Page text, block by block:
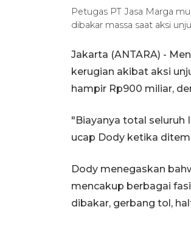
Petugas PT Jasa Marga
dibakar massa saat aksi
Jakarta (ANTARA) -
kerugian akibat aksi
hampir Rp900 miliar,
"Biayanya total seluruh
ucap Dody ketika
Dody menegaskan
mencakup berbagai
dibakar, gerbang tol,